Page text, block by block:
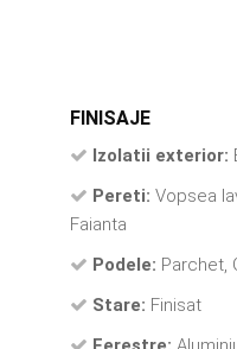
FINISAJE
Izolatii exterior:
Pereti: Vopsea
Faianta
Podele: Parchet,
Stare: Finisat